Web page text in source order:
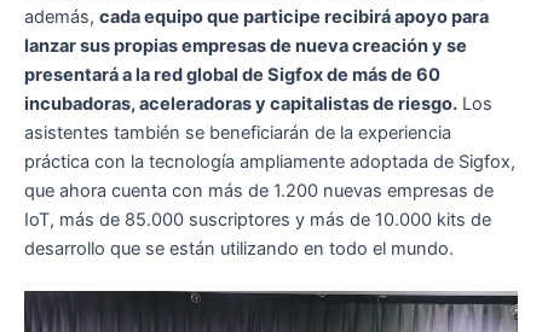
además, cada equipo que participe recibirá apoyo para
lanzar sus propias empresas de nueva creación y se
presentará a la red global de Sigfox de más de 60
incubadoras, aceleradoras y capitalistas de riesgo. Los
asistentes también se beneficiarán de la experiencia
práctica con la tecnología ampliamente adoptada de Sigfox,
que ahora cuenta con más de 1.200 nuevas empresas de
IoT, más de 85.000 suscriptores y más de 10.000 kits de
desarrollo que se están utilizando en todo el mundo.